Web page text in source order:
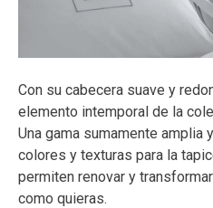
Con su cabecera suave y
elemento intemporal de la
Una gama sumamente amplia
colores y texturas para la
permiten renovar y
como quieras.